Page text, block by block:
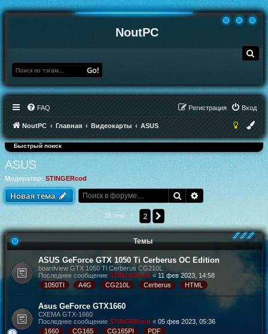
NoutPC
о
Go!
FAQ Вход
Регистрация
NoutPC Главная Видеокарты ASUS
Быстрый поиск
ASUS
Модератор: STINGERcod
Новая тема Поиск
38 тем 1 2
Темы
ASUS GeForce GTX 1050 Ti Cerberus OC Edition
boardview GTX 1050 Ti Cerberus CG210L
Последнее сообщение STINGERcod «11 фев 2023, 14:58
1050TI
A4G CG210L Cerberus HTML
Asus GeForce GTX1660
СХЕМА GTX-1660
Последнее сообщение STINGERcod « 05 фев 2023, 05:36
1660
CG165 CG165PI PDF